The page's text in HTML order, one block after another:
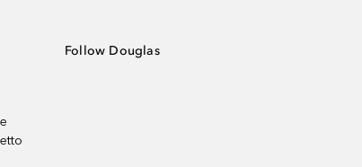
Follow Douglas